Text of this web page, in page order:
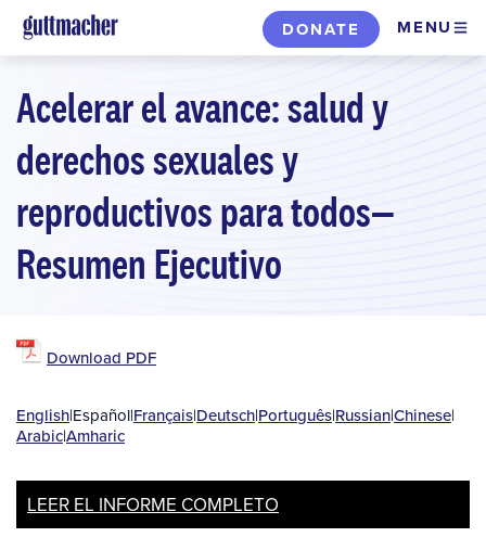
Skip
to
content
DONATE MENU
Acelerar el avance: salud y
derechos sexuales y
reproductivos para todos—
Resumen Ejecutivo
Download PDF
English|Español|Français|Deutsch|Português|Russian|Chinese|
Arabic|Amharic
LEER EL INFORME COMPLETO